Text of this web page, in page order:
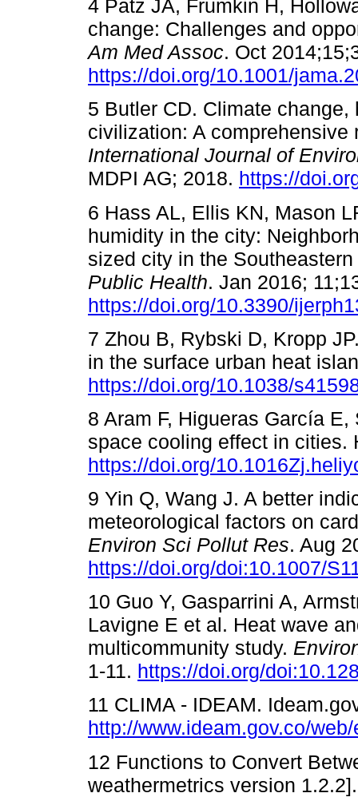
4 Patz JA, Frumkin H,
change: Challenges and
Am Med Assoc. Oct
https://doi.org/10.1001/
5 Butler CD. Climate
civilization: A comprehensive
International Journal of
MDPI AG; 2018. https://
6 Hass AL, Ellis KN, Mason
humidity in the city:
sized city in the
Public Health. Jan 2016;
https://doi.org/10.3390/
7 Zhou B, Rybski D, Kropp
in the surface urban heat
https://doi.org/10.1038/
8 Aram F, Higueras García
space cooling effect in cities.
https://doi.org/
9 Yin Q, Wang J. A better
meteorological factors on
Environ Sci Pollut Res. Aug
https://doi.org/doi:10.1007/
10 Guo Y, Gasparrini A,
Lavigne E et al. Heat wave
multicommunity study.
1-11. https://doi.org/
11 CLIMA - IDEAM.
http://www.ideam.gov.co/
12 Functions to Convert
weathermetrics version